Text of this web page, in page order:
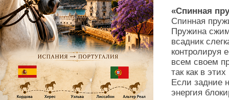
«Спинная
Спинная
Пружина
всадник
контролируя
всем своем
так как в
Если задние
энергия